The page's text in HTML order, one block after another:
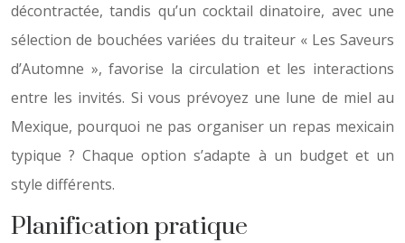
décontractée, tandis qu’un cocktail dinatoire, avec une
sélection de bouchées variées du traiteur « Les Saveurs
d’Automne », favorise la circulation et les interactions
entre les invités. Si vous prévoyez une lune de miel au
Mexique, pourquoi ne pas organiser un repas mexicain
typique ? Chaque option s’adapte à un budget et un
style différents.
Planification pratique